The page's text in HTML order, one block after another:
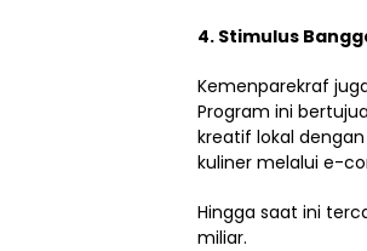
4. Stimulus
Kemenparekraf
Program ini
kreatif lokal
kuliner melalui e-
Hingga saat ini
miliar.